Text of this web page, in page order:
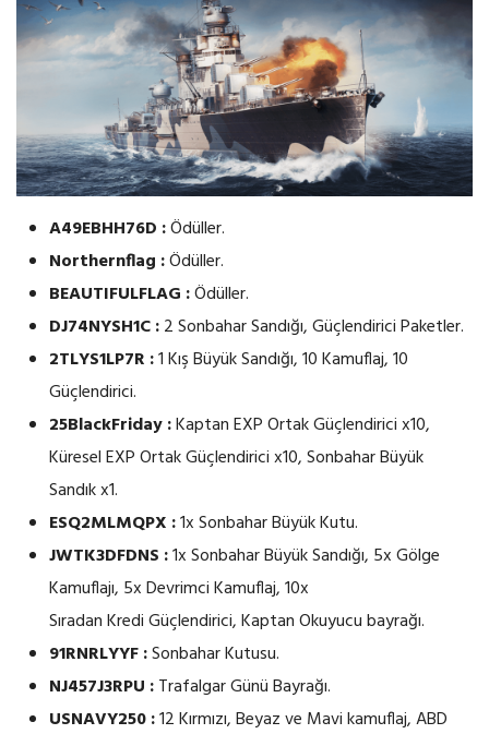
A49EBHH76D :Ödüller.
Northernflag :Ödüller.
BEAUTIFULFLAG :Ödüller.
DJ74NYSH1C :2 Sonbahar Sandığı, Güçlendirici Paketler.
2TLYS1LP7R :1 Kış Büyük Sandığı, 10 Kamuflaj, 10
Güçlendirici.
25BlackFriday :Kaptan EXP Ortak Güçlendirici x10,
Küresel EXP Ortak Güçlendirici x10, Sonbahar Büyük
Sandık x1.
ESQ2MLMQPX :1x Sonbahar Büyük Kutu.
JWTK3DFDNS :1x Sonbahar Büyük Sandığı, 5x Gölge
Kamuflajı, 5x Devrimci Kamuflaj, 10x
Sıradan Kredi Güçlendirici, Kaptan Okuyucu bayrağı.
91RNRLYYF :Sonbahar Kutusu.
NJ457J3RPU :Trafalgar Günü Bayrağı.
USNAVY250 :12 Kırmızı, Beyaz ve Mavi kamuflaj, ABD